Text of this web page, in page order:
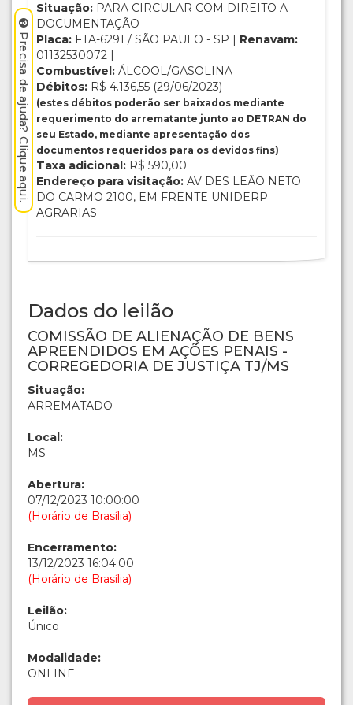
Situação: PARA CIRCULAR COM DIREITO A
DOCUMENTAÇÃO
Placa: FTA-6291 / SÃO PAULO - SP | Renavam:
01132530072 |
Combustível: ÁLCOOL/GASOLINA
Débitos: R$ 4.136,55 (29/06/2023)
(estes débitos poderão ser baixados mediante
requerimento do arrematante junto ao DETRAN do
seu Estado, mediante apresentação dos
documentos requeridos para os devidos fins)
Taxa adicional: R$ 590,00
Endereço para visitação: AV DES LEÃO NETO
DO CARMO 2100, EM FRENTE UNIDERP
AGRARIAS
Dados do leilão
COMISSÃO DE ALIENAÇÃO DE BENS
APREENDIDOS EM AÇÕES PENAIS -
CORREGEDORIA DE JUSTIÇA TJ/MS
Situação:
ARREMATADO
Local:
MS
Abertura:
07/12/2023 10:00:00
(Horário de Brasília)
Encerramento:
13/12/2023 16:04:00
(Horário de Brasília)
Leilão:
Único
Modalidade:
ONLINE
Precisa de ajuda? Clique aqui.